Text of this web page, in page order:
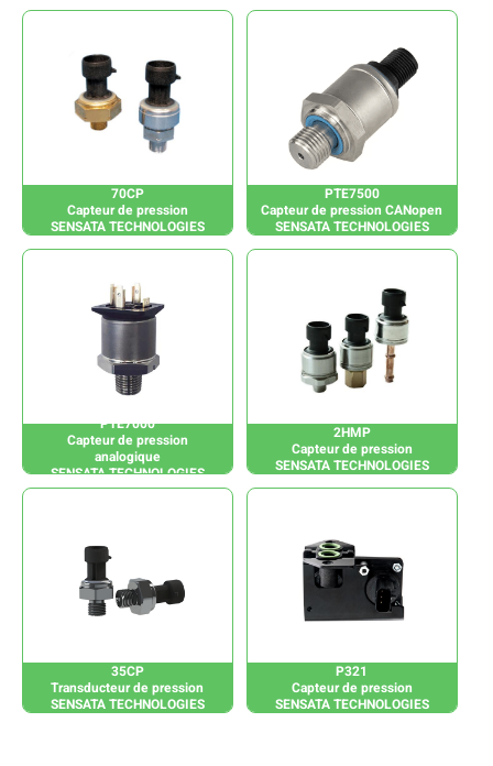
70CP
Capteur de pression
SENSATA TECHNOLOGIES
PTE7500
Capteur de pression CANopen
SENSATA TECHNOLOGIES
PTE7000
Capteur de pression
analogique
SENSATA TECHNOLOGIES
2HMP
Capteur de pression
SENSATA TECHNOLOGIES
35CP
Transducteur de pression
SENSATA TECHNOLOGIES
P321
Capteur de pression
SENSATA TECHNOLOGIES